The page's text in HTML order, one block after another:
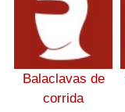
Balaclavas de
corrida